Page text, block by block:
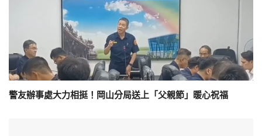
警友辦事處大力相挺！岡山分局送上「父親節」暖心祝福